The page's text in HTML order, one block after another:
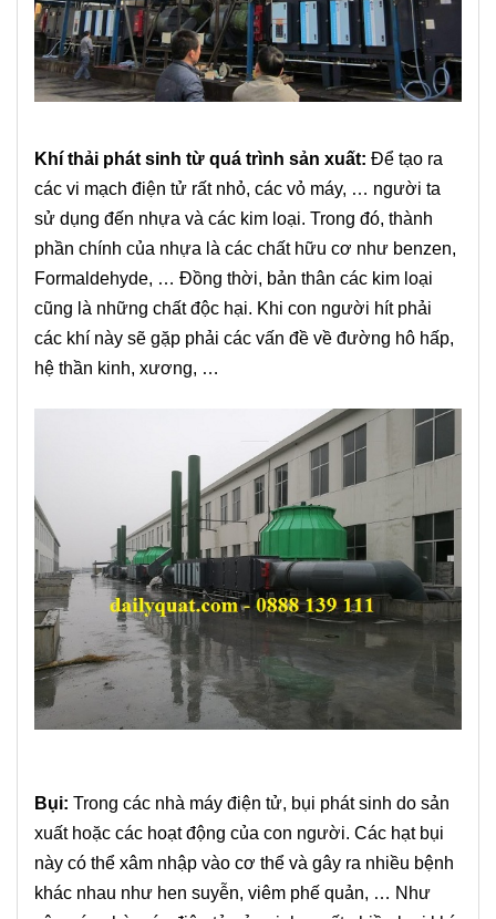
Khí thải phát sinh từ quá trình sản xuất: Để tạo ra
các vi mạch điện tử rất nhỏ, các vỏ máy, … người ta
sử dụng đến nhựa và các kim loại. Trong đó, thành
phần chính của nhựa là các chất hữu cơ như benzen,
Formaldehyde, … Đồng thời, bản thân các kim loại
cũng là những chất độc hại. Khi con người hít phải
các khí này sẽ gặp phải các vấn đề về đường hô hấp,
hệ thần kinh, xương, …
Bụi: Trong các nhà máy điện tử, bụi phát sinh do sản
xuất hoặc các hoạt động của con người. Các hạt bụi
này có thể xâm nhập vào cơ thể và gây ra nhiều bệnh
khác nhau như hen suyễn, viêm phế quản, … Như